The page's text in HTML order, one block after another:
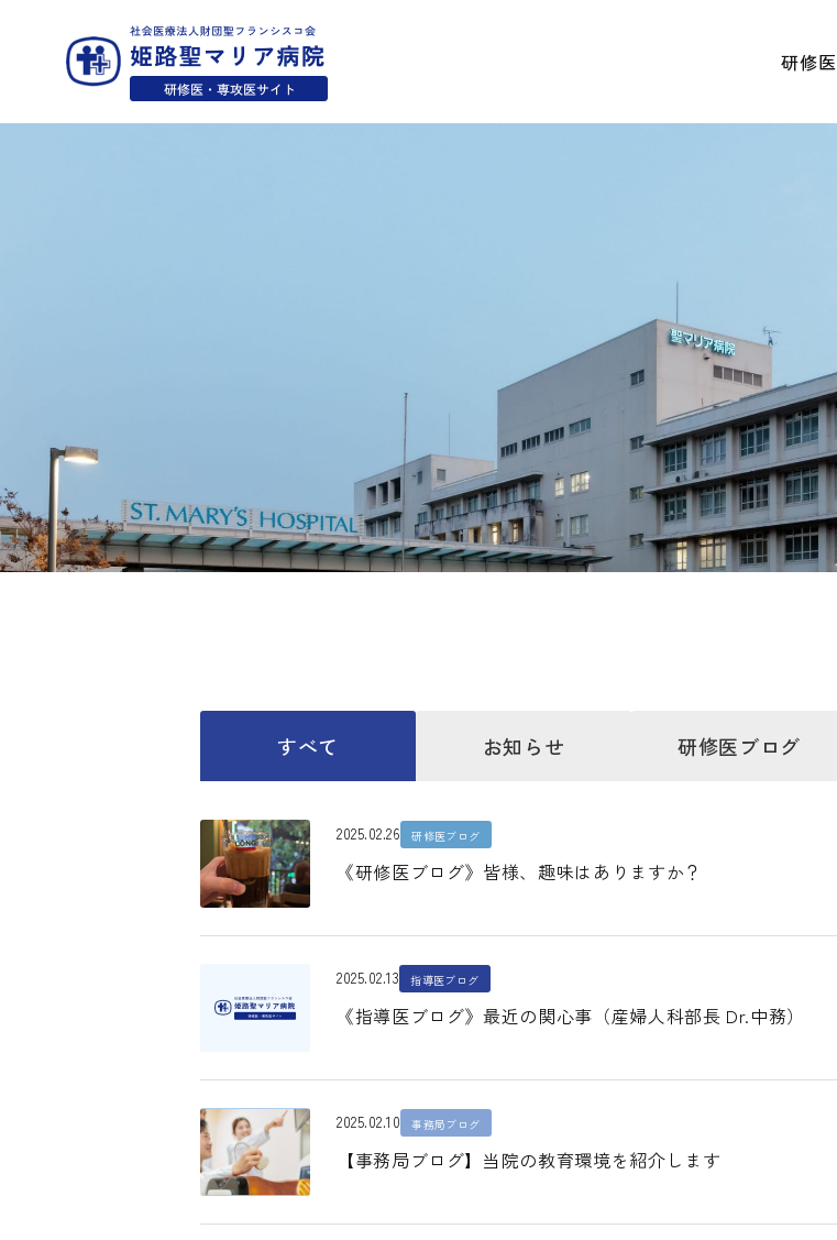
研修医
すべて お知らせ 研修医ブログ
2025.02.26 研修医ブログ
《研修医ブログ》皆様、趣味はありますか？
2025.02.13 指導医ブログ
《指導医ブログ》最近の関心事（産婦人科部長 Dr.中務）
2025.02.10 事務局ブログ
【事務局ブログ】当院の教育環境を紹介します